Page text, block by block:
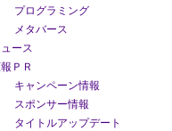
プログラミング
メタバース
ース
ＰＲ
キャンペーン情報
スポンサー情報
タイトルアップデート